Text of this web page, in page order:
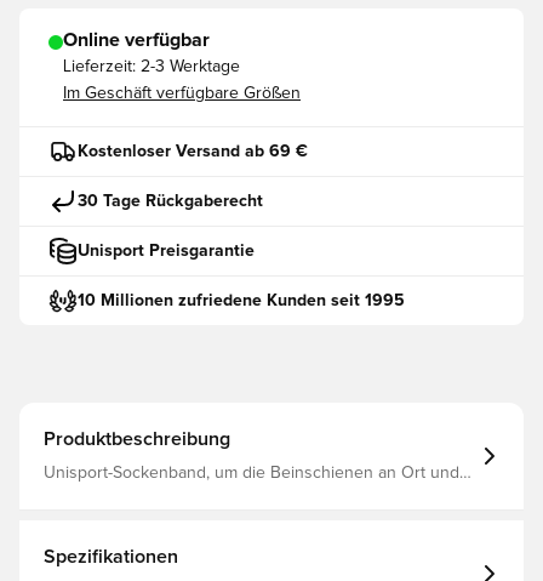
Online verfügbar
Lieferzeit: 2-3 Werktage
Im Geschäft verfügbare Größen
Kostenloser Versand ab 69 €
30 Tage Rückgaberecht
Unisport Preisgarantie
10 Millionen zufriedene Kunden seit 1995
Produktbeschreibung
Unisport-Sockenband, um die Beinschienen an Ort und
Spezifikationen